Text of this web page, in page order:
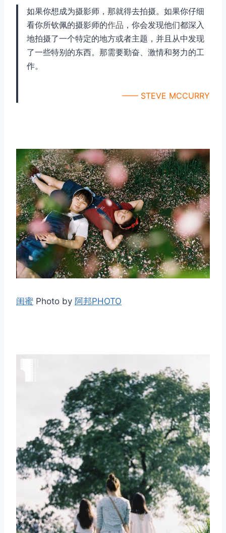
如果你想成为摄影师，那就得去拍摄。如果你仔细
看你所钦佩的摄影师的作品 ，你会发现他们都深入
地拍摄了一个特定的地方或者主题，并且从中发现
了一些特别的东西。那需要勤奋、激情和努力的工
作。
—— STEVE MCCURRY
闺蜜 Photo by 阿邦PHOTO